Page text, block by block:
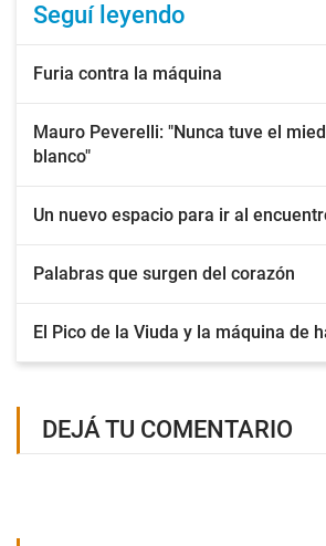
Seguí leyendo
Furia contra la máquina
Mauro Peverelli: "Nunca tuve el
blanco"
Un nuevo espacio para ir al
Palabras que surgen del corazón
El Pico de la Viuda y la máquina de
DEJÁ TU COMENTARIO